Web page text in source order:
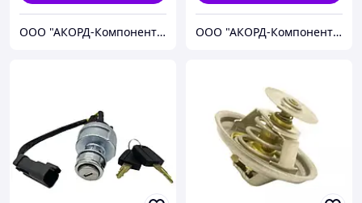
ООО "АКОРД-Компонент репаир" ООО "АКОРД-Компонент репаир"